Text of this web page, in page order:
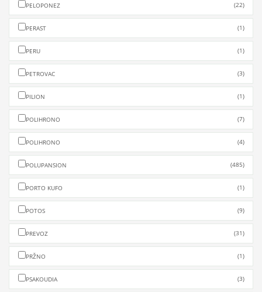
PELOPONEZ (22)
PERAST (1)
PERU (1)
PETROVAC (3)
PILION (1)
POLIHRONO (7)
POLIHRONO (4)
POLUPANSION (485)
PORTO KUFO (1)
POTOS (9)
PREVOZ (31)
PRŽNO (1)
PSAKOUDIA (3)